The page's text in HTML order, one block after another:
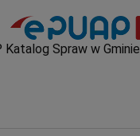
Katalog Spraw w